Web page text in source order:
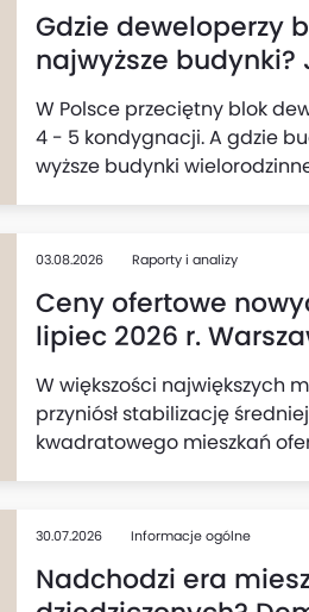
Gdzie deweloperzy
najwyższe budynki?
zaskoczenie
W Polsce przeciętny blok
4 - 5 kondygnacji. A gdzie
wyższe budynki
03.08.2026 Raporty i analizy
Ceny ofertowe
lipiec 2026 r. Warszawa po raz
pierwszy od dawna
dane)
W większości największych
przyniósł stabilizację
kwadratowego mieszkań
średnia cena spadła po raz
RynekPierwotny.pl.
30.07.2026 Informacje ogólne
Nadchodzi era